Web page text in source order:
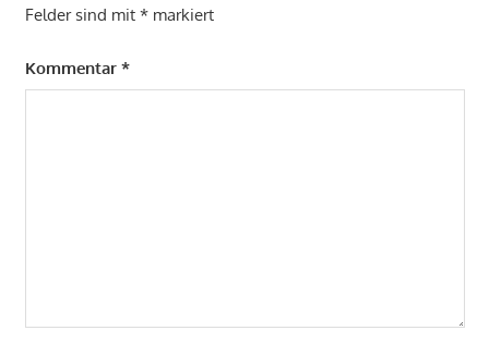
Felder sind mit *markiert
Kommentar *